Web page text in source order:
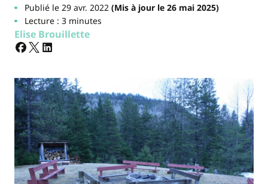
Publié le 29 avr. 2022(Mis à jour le 26 mai 2025)
Lecture : 3 minutes
Elise Brouillette